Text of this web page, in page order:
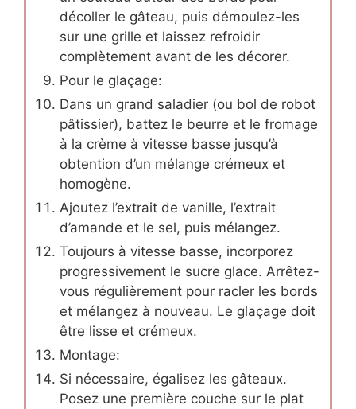
décoller le gâteau, puis démoulez-les
sur une grille et laissez refroidir
complètement avant de les décorer.
Pour le glaçage:
Dans un grand saladier (ou bol de robot
pâtissier), battez le beurre et le fromage
à la crème à vitesse basse jusqu’à
obtention d’un mélange crémeux et
homogène.
Ajoutez l’extrait de vanille, l’extrait
d’amande et le sel, puis mélangez.
Toujours à vitesse basse, incorporez
progressivement le sucre glace. Arrêtez-
vous régulièrement pour racler les bords
et mélangez à nouveau. Le glaçage doit
être lisse et crémeux.
Montage:
Si nécessaire, égalisez les gâteaux.
Posez une première couche sur le plat